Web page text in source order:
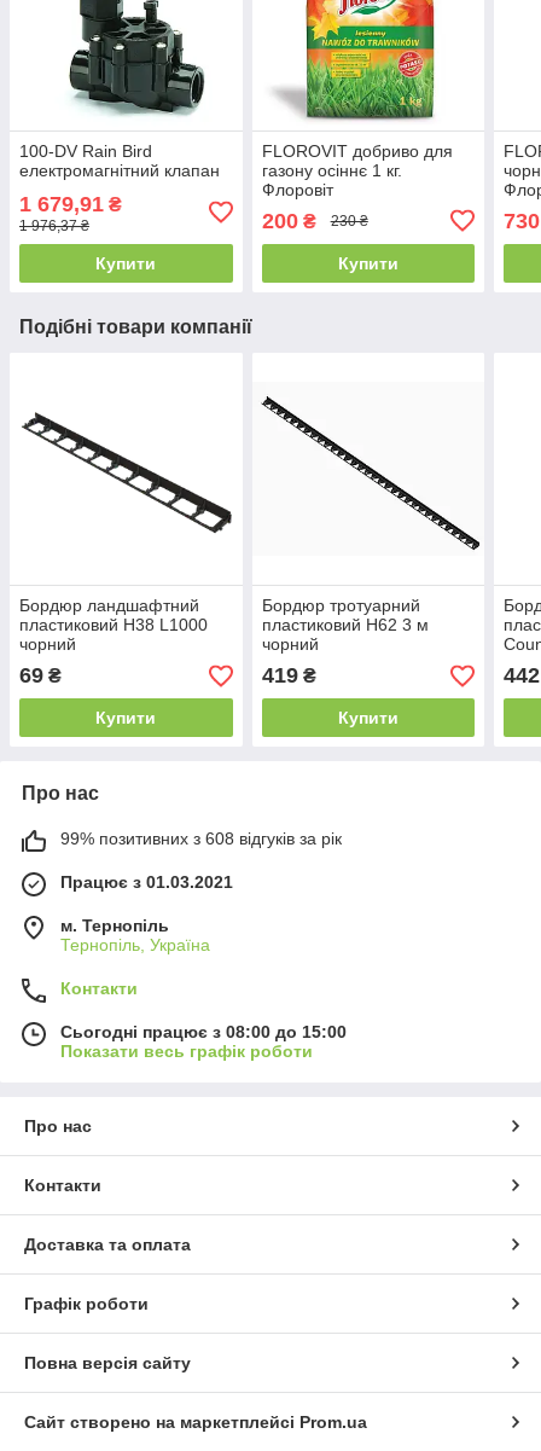
100-DV Rain Bird
електромагнітний клапан
1 679,91 ₴
1 976,37 ₴
Купити
FLOROVIT добриво для
газону осіннє 1 кг.
Флоровіт
200₴ 230 ₴
Купити
730
Подібні товари компанії
Бордюр ландшафтний
пластиковий H38 L1000
чорний
69 ₴
Купити
Бордюр тротуарний
пластиковий H62 3 м
чорний
419₴
Купити
442
Про нас
99% позитивних з 608 відгуків за рік
Працює з 01.03.2021
м. Тернопіль
Тернопіль, Україна
Контакти
Сьогодні працює з 08:00 до 15:00
Показати весь графік роботи
Про нас
Контакти
Доставка та оплата
Графік роботи
Повна версія сайту
Сайт створено на маркетплейсі Prom.ua